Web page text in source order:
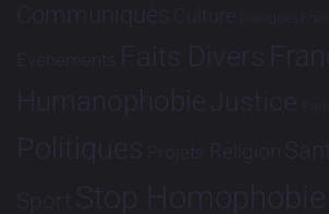
Communiqués Culture Dialogues
Evénements Faits Divers
HumanophobieJustice
Politiques Projets Religion
Sport Stop Homophobie